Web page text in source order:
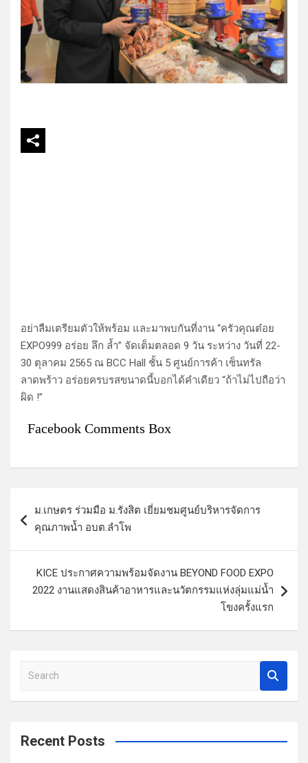
อย่าลืมเตรียมตัวให้พร้อม และมาพบกันที่งาน “ครัวคุณต๋อย
EXPO999 อร่อย ลึก ล้ำ” จัดเต็มตลอด 9 วัน ระหว่าง วันที่ 22-
30 ตุลาคม 2565 ณ BCC Hall ชั้น 5 ศูนย์การค้า เซ็นทรัล
ลาดพร้าว อร่อยครบรสขนาดนี้บอกได้คำเดียว “ถ้าไม่ไปถือว่า
ผิด !”
Facebook Comments Box
น
เ
ง
ม.เกษตร ร่วมมือ ม.รังสิต เยี่ยมชมศูนย์บริหารจัดการ
คุณภาพน้ำ อบต.ลำโพ
KICE ประกาศความพร้อมจัดงาน BEYOND FOOD EXPO
2022 งานแสดงสินค้าอาหารและนวัตกรรมแห่งลุ่มแม่น้ำ
โขงครั้งแรก
a
c
Recent Posts